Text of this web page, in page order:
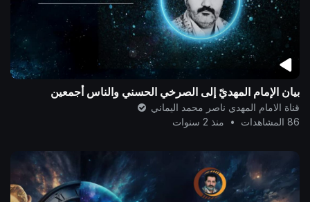
بيان الإمام المهديّ إلى الصرخي الحسني والناس أجمعين
قناة الامام المهدي ناصر محمد اليماني
86 المشاهدات
• منذ 2 سنوات